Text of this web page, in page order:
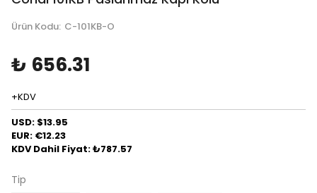
Ürün Kodu: C-101KB-O
₺ 656.31
+KDV
USD: $13.95
EUR: €12.23
KDV Dahil Fiyat: ₺787.57
Tip